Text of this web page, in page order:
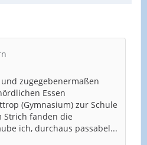
zugegebenermaßen
Essen
(Gymnasium) zur Schule
Strich fanden die
ich, durchaus passabel...